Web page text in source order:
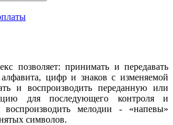
позволяет: принимать и передавать
цифр и знаков с изменяемой
и воспроизводить переданную или
для последующего контроля и
мелодии - «напевы»
символов.